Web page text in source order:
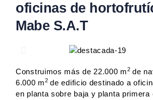
oficinas de
Mabe S.A.T
Construimos más de 22.000 m2 de
6.000 m2 de edificio destinado a
en planta sobre baja y planta primera